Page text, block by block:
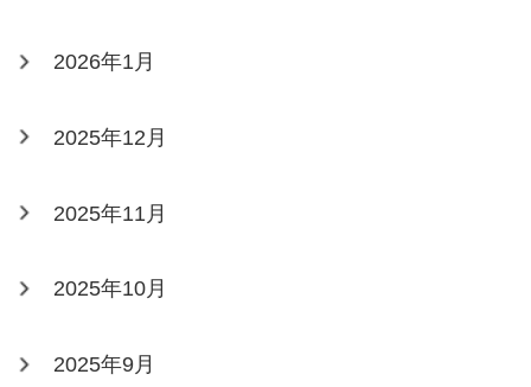
2026年1月
2025年12月
2025年11月
2025年10月
2025年9月